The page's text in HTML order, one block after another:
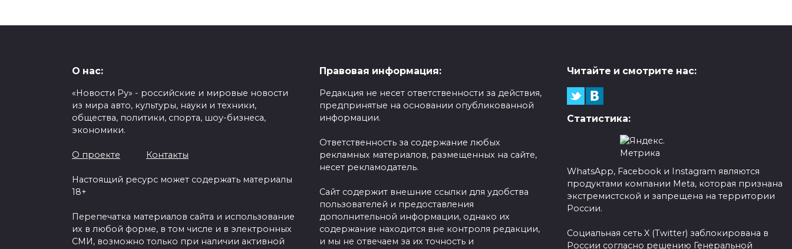
О нас:
«Новости Ру» - российские и мировые новости
из мира авто, культуры, науки и техники,
общества, политики, спорта, шоу-бизнеса,
экономики.
О проекте Контакты
Настоящий ресурс может содержать материалы
18+
Перепечатка материалов сайта и использование
их в любой форме, в том числе и в электронных
СМИ, возможно только при наличии активной
Правовая информация:
Редакция не несет ответственности за действия,
предпринятые на основании опубликованной
информации.
Ответственность за содержание любых
рекламных материалов, размещенных на сайте,
несет рекламодатель.
Сайт содержит внешние ссылки для удобства
пользователей и предоставления
дополнительной информации, однако их
содержание находится вне контроля редакции,
и мы не отвечаем за их точность и
Читайте и смотрите нас:
Статистика:
WhatsApp, Facebook и Instagram являются
продуктами компании Meta, которая признана
экстремистской и запрещена на территории
России.
Социальная сеть X (Twitter) заблокирована в
России согласно решению Генеральной